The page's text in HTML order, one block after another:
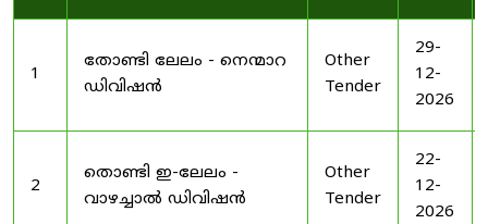
1
തോണ്ടി ലേലം - നെന്മാറ
ഡിവിഷൻ
Other
Tender
29-
12-
2026
2
തൊണ്ടി ഇ-ലേലം -
വാഴച്ചാൽ ഡിവിഷൻ
Other
Tender
22-
12-
2026